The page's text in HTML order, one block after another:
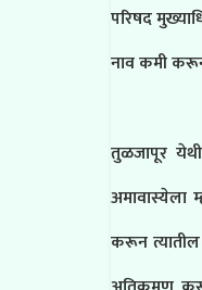
परिषद
नाव कमी
तुळजापूर
अमावास्येला
करून त्यातील